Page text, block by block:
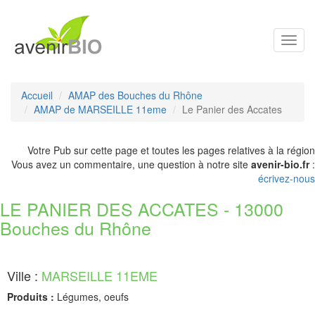
Accueil
AMAP des Bouches du Rhône
AMAP de MARSEILLE 11eme
Le Panier des Accates
Votre Pub sur cette page et toutes les pages relatives à la région
Vous avez un commentaire, une question à notre site avenir-bio.fr:
écrivez-nous
LE PANIER DES ACCATES - 13000
Bouches du Rhône
Ville : MARSEILLE 11EME
Produits : Légumes, oeufs